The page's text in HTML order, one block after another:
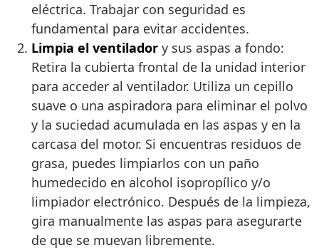
eléctrica. Trabajar con seguridad es
fundamental para evitar accidentes.
Limpia el ventilador y sus aspas a fondo:
Retira la cubierta frontal de la unidad interior
para acceder al ventilador. Utiliza un cepillo
suave o una aspiradora para eliminar el polvo
y la suciedad acumulada en las aspas y en la
carcasa del motor. Si encuentras residuos de
grasa, puedes limpiarlos con un paño
humedecido en alcohol isopropílico y/o
limpiador electrónico. Después de la limpieza,
gira manualmente las aspas para asegurarte
de que se muevan libremente.